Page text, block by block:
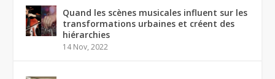
Quand les scènes musicales influent sur les
transformations urbaines et créent des
hiérarchies
14 Nov, 2022